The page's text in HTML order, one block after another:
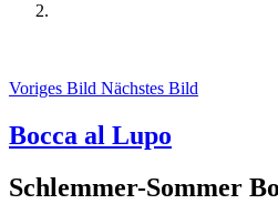
Voriges Bild Nächstes Bild
Bocca al Lupo
Schlemmer-Sommer